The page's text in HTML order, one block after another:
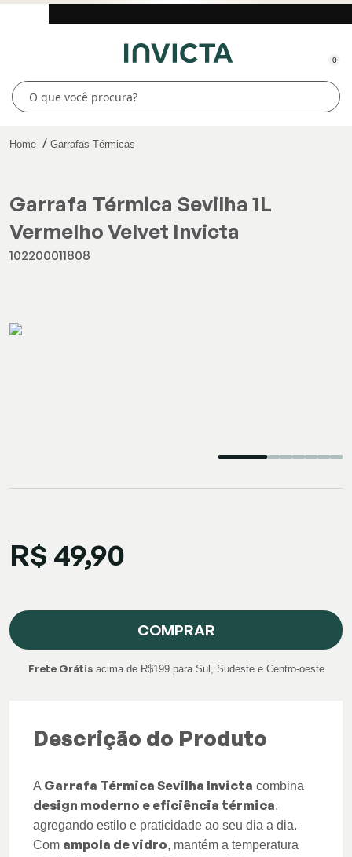
0
Home Garrafas Térmicas
Garrafa Térmica Sevilha 1L
Vermelho Velvet Invicta
102200011808
R$ 49,90
COMPRAR
Frete Grátisacima de R$199 para Sul, Sudeste e Centro-oeste
Descrição do Produto
A Garrafa Térmica Sevilha Invicta combina
design moderno e eficiência térmica,
agregando estilo e praticidade ao seu dia a dia.
Com ampola de vidro, mantém a temperatura